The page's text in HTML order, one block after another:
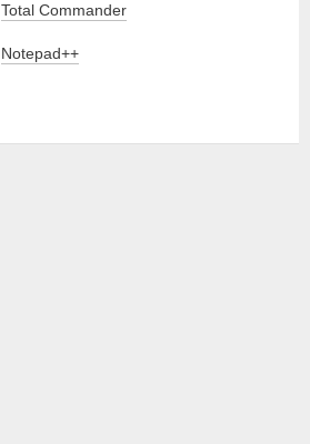
Total Commander
Notepad++